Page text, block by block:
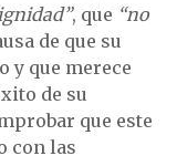
, que “no
de que su
y que merece
de su
que este
con las